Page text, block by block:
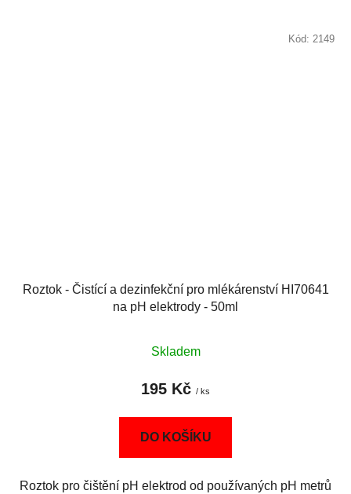
Roztok - Čistící a dezinfekční pro mlékárenství HI70641
na pH elektrody - 50ml
Skladem
195 Kč / ks
DO KOŠÍKU
Roztok pro čištění pH elektrod od používaných pH metrů
Kód: 2149